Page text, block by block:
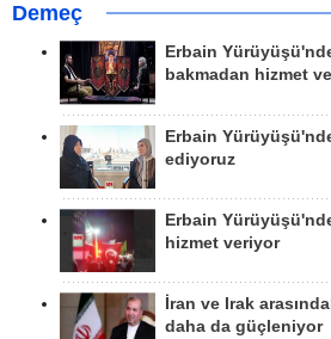
Demeç
Erbain
bakmadan hizmet
Erbain
ediyoruz
Erbain
hizmet veriyor
İran ve Irak
daha da güçleniyor